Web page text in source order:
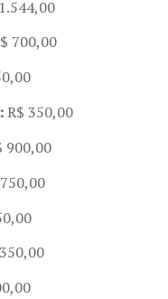
700,00
R$ 350,00
900,00